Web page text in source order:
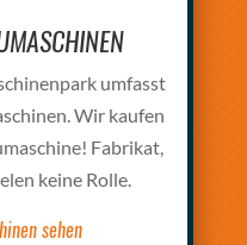
umfasst
Wir kaufen
Fabrikat,
keine Rolle.
sehen